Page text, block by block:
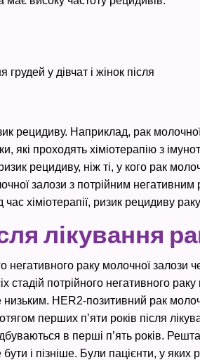
рецидиву. Наприклад, рак
які проходять хіміотерапію з
рецидиву, ніж ті, у кого рак
залози з потрійним негативним
час хіміотерапії, ризик рецидиву
лікування
негативного раку молочної залози
стадій потрійного негативного
HER2-позитивний рак
перших п’яти років після
в перші п’ять років.
і пізніше. Були пацієнти, у